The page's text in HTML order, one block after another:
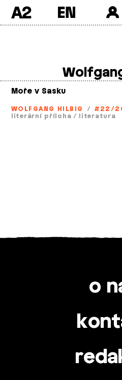
A2
Moře v Sasku
WOLFGANG HILBIG / #22/
literární příloha / literatura
o